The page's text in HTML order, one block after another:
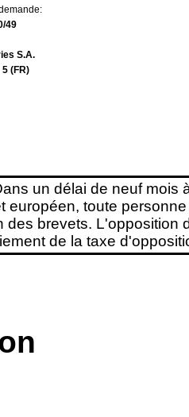
49
S.A.
(FR)
un délai de neuf
européen, toute
des brevets. L'opposition
de la taxe